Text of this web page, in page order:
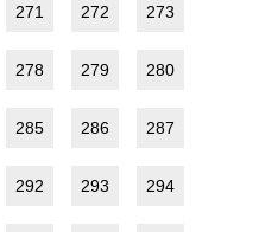
271 272 273
278 279 280
285 286 287
292 293 294